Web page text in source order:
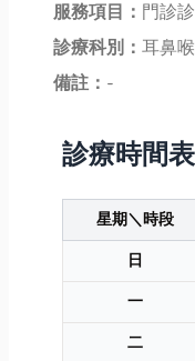
服務項目： 門診
診療科別： 耳鼻
備註： -
診療時間表
星期＼時段
日
一
二